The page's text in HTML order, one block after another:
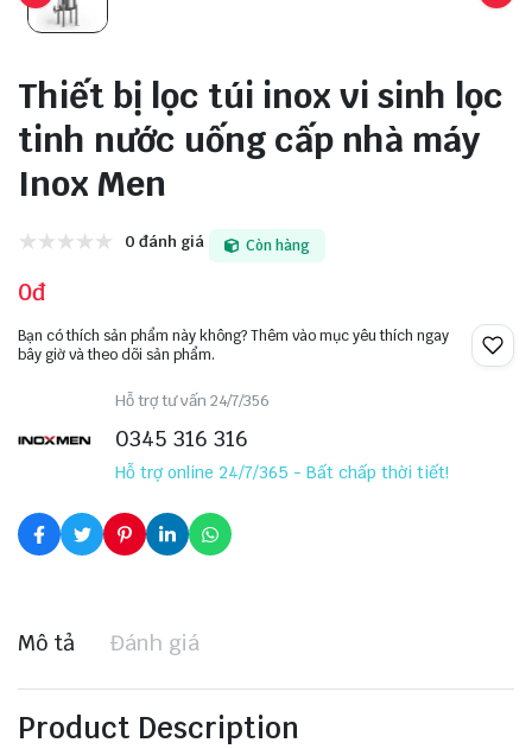
Thiết bị lọc túi inox vi sinh lọc
tinh nước uống cấp nhà máy
Inox Men
0 đánh giá Còn hàng
0đ
Bạn có thích sản phẩm này không? Thêm vào mục yêu thích ngay
bây giờ và theo dõi sản phẩm.
Hỗ trợ tư vấn 24/7/356
0345 316 316
Hỗ trợ online 24/7/365 - Bất chấp thời tiết!
Mô tả Đánh giá
Product Description